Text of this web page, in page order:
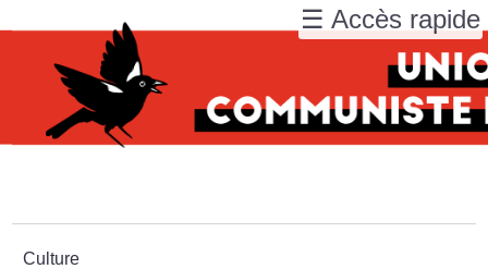
Culture
☰ Accès rapide